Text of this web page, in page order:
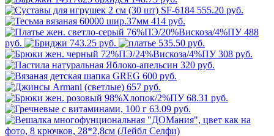
555.20 руб.
414 руб.
488
руб.
743.25 руб.
535.50 руб.
308 руб.
320 руб.
600 руб.
657 руб.
68.31 руб.
63.09 руб.